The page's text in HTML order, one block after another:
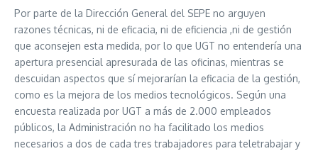
Por parte de la Dirección General del SEPE no arguyen
razones técnicas, ni de eficacia, ni de eficiencia ,ni de gestión
que aconsejen esta medida, por lo que UGT no entendería una
apertura presencial apresurada de las oficinas, mientras se
descuidan aspectos que sí mejorarían la eficacia de la gestión,
como es la mejora de los medios tecnológicos. Según una
encuesta realizada por UGT a más de 2.000 empleados
públicos, la Administración no ha facilitado los medios
necesarios a dos de cada tres trabajadores para teletrabajar y